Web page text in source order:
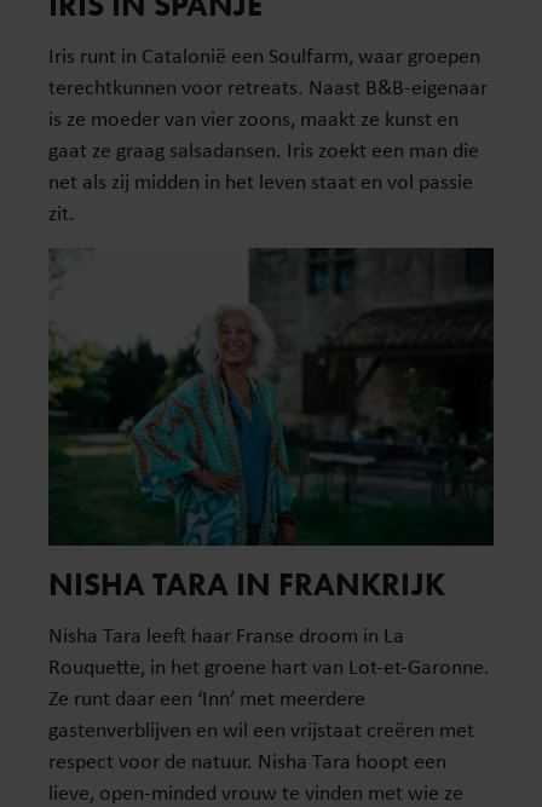
Iris runt in Catalonië een Soulfarm, waar groepen
terechtkunnen voor retreats. Naast B&B-eigenaar
is ze moeder van vier zoons, maakt ze kunst en
gaat ze graag salsadansen. Iris zoekt een man die
net als zij midden in het leven staat en vol passie
zit.
NISHA TARA IN FRANKRIJK
Nisha Tara leeft haar Franse droom in La
Rouquette, in het groene hart van Lot-et-Garonne.
Ze runt daar een ‘Inn’ met meerdere
gastenverblijven en wil een vrijstaat creëren met
respect voor de natuur. Nisha Tara hoopt een
lieve, open-minded vrouw te vinden met wie ze